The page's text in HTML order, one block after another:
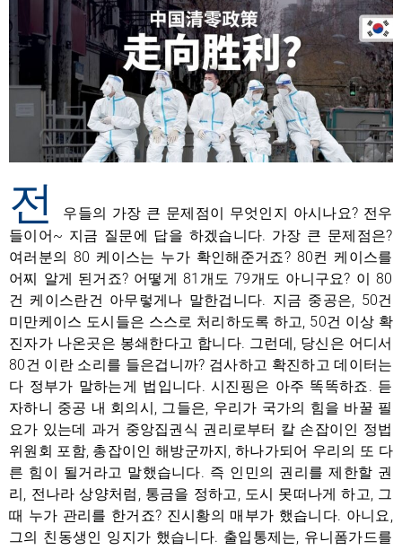
전
우들의 가장 큰 문제점이 무엇인지 아시나요? 전우
들이어~ 지금 질문에 답을 하겠습니다. 가장 큰 문제점은?
여러분의 80 케이스는 누가 확인해준거죠? 80컨 케이스를
어찌 알게 된거죠? 어떻게 81개도 79개도 아니구요? 이 80
건 케이스란건 아무렇게나 말한겁니다. 지금 중공은, 50건
미만케이스 도시들은 스스로 처리하도록 하고, 50건 이상 확
진자가 나온곳은 봉쇄한다고 합니다. 그런데, 당신은 어디서
80건 이란 소리를 들은겁니까? 검사하고 확진하고 데이터는
다 정부가 말하는게 법입니다. 시진핑은 아주 똑똑하죠. 듣
자하니 중공 내 회의시, 그들은, 우리가 국가의 힘을 바꿀 필
요가 있는데 과거 중앙집권식 권리로부터 칼 손잡이인 정법
위원회 포함, 총잡이인 해방군까지, 하나가되어 우리의 또 다
른 힘이 될거라고 말했습니다. 즉 인민의 권리를 제한할 권
리, 전나라 상양처럼, 통금을 정하고, 도시 못떠나게 하고, 그
때 누가 관리를 한거죠? 진시황의 매부가 했습니다. 아니요,
그의 친동생인 잉지가 했습니다. 출입통제는, 유니폼가드를